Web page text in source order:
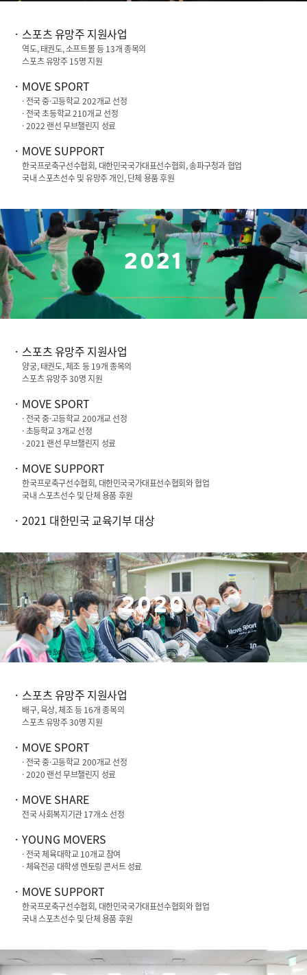
스포츠 유망주 지원사업
역도, 태권도, 소프트볼 등13개 종목의
스포츠 유망주15명 지원
MOVE SPORT
· 전국 중·고등학교202개교 선정
· 전국 초등학교210개교 선정
·2022 랜선 무브챌린지 성료
MOVE SUPPORT
한국프로축구선수협회, 대한민국국가대표선수협회, 송파구청과 협업
국내 스포츠선수 및 유망주 개인, 단체 용품 후원
2021
스포츠 유망주 지원사업
양궁, 태권도, 체조 등19개 종목의
스포츠 유망주30명 지원
MOVE SPORT
· 전국 중·고등학교200개교 선정
· 초등학교3개교 선정
·2021 랜선 무브챌린지 성료
MOVE SUPPORT
한국프로축구선수협회, 대한민국국가대표선수협회와 협업
국내 스포츠선수 및 단체 용품 후원
2021 대한민국 교육기부 대상
2020
스포츠 유망주 지원사업
배구, 육상, 체조 등16개 종목의
스포츠 유망주30명 지원
MOVE SPORT
· 전국 중·고등학교200개교 선정
·2020 랜선 무브챌린지 성료
MOVE SHARE
전국 사회복지기관17개소 선정
YOUNG MOVERS
· 전국 체육대학교10개교 참여
· 체육전공 대학생 멘토링 콘서트 성료
MOVE SUPPORT
한국프로축구선수협회, 대한민국국가대표선수협회와 협업
국내 스포츠선수 및 단체 용품 후원